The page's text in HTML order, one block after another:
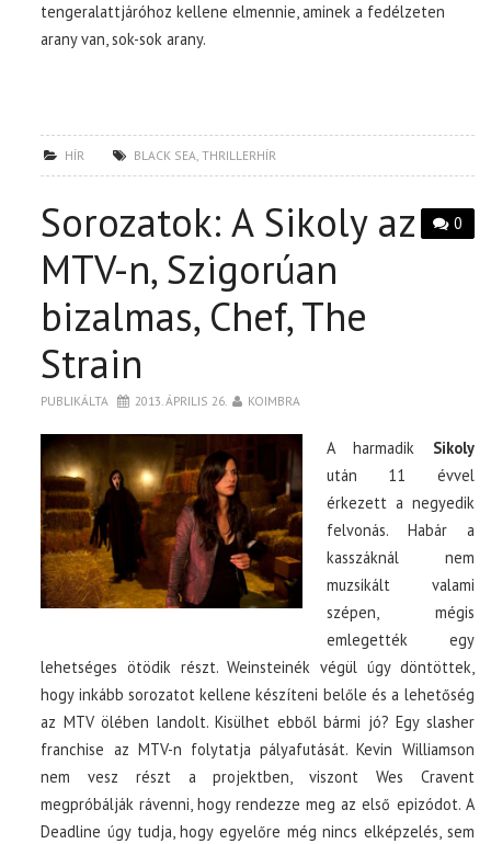
tengeralattjáróhoz kellene elmennie, aminek a fedélzeten
arany van, sok-sok arany.
HÍR BLACK SEA,THRILLERHÍR
0
Sorozatok: A Sikoly az
MTV-n, Szigorúan
bizalmas, Chef, The
Strain
PUBLIKÁLTA 2013. ÁPRILIS 26. KOIMBRA
A harmadik Sikoly
után 11 évvel
érkezett a negyedik
felvonás. Habár a
kasszáknál nem
muzsikált valami
szépen, mégis
emlegették egy
lehetséges ötödik részt. Weinsteinék végül úgy döntöttek,
hogy inkább sorozatot kellene készíteni belőle és a lehetőség
az MTV ölében landolt. Kisülhet ebből bármi jó? Egy slasher
franchise az MTV-n folytatja pályafutását. Kevin Williamson
nem vesz részt a projektben, viszont Wes Cravent
megpróbálják rávenni, hogy rendezze meg az első epizódot. A
Deadline úgy tudja, hogy egyelőre még nincs elképzelés, sem